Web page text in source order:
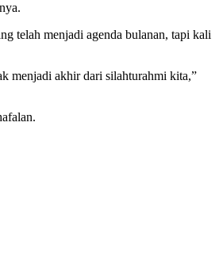
telah menjadi agenda bulanan, tapi kali
menjadi akhir dari silahturahmi kita,”